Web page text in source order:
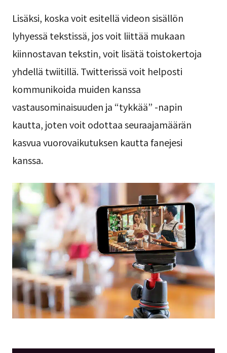
Lisäksi, koska voit esitellä videon sisällön
lyhyessä tekstissä, jos voit liittää mukaan
kiinnostavan tekstin, voit lisätä toistokertoja
yhdellä twiitillä. Twitterissä voit helposti
kommunikoida muiden kanssa
vastausominaisuuden ja “tykkää” -napin
kautta, joten voit odottaa seuraajamäärän
kasvua vuorovaikutuksen kautta fanejesi
kanssa.